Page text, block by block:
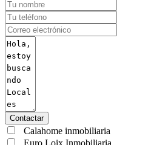
Contactar
Calahome inmobiliaria